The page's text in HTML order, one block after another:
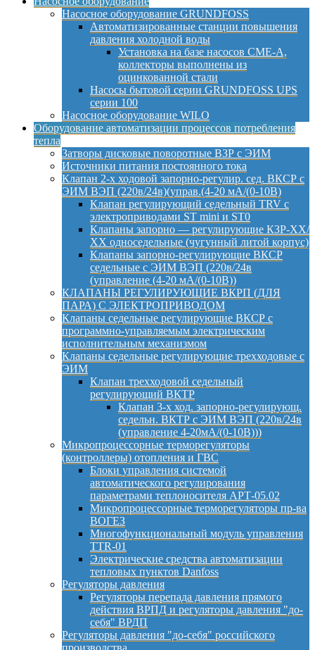
Насосное оборудование GRUNDFOSS
Автоматизированные станции повышения
давления холодной воды
Установка на базе насосов CME-A,
коллекторы выполнены из
оцинкованной стали
Насосы бытовой серии GRUNDFOSS UPS
серии 100
Насосное оборудование WILO
Оборудование автоматизации процессов потребления
тепла
Затворы дисковые поворотные ВЗР с ЭИМ
Источники питания постоянного тока
Клапан 2-х ходовой запорно-регулир. сед. ВКСР с
ЭИМ ВЭП (220в/24в)(управ.(4-20 мА/(0-10В)
Клапан регулирующий седельный TRV с
электроприводами ST mini и ST0
Клапаны запорно — регулирующие КЗР-ХХ/
ХХ односедельные (чугунный литой корпус)
Клапаны запорно-регулирующие ВКСР
седельные с ЭИМ ВЭП (220в/24в
(управление (4-20 мА/(0-10В))
КЛАПАНЫ РЕГУЛИРУЮЩИЕ ВКРП (ДЛЯ
ПАРА) С ЭЛЕКТРОПРИВОДОМ
Клапаны седельные регулирующие ВКСР с
программно-управляемым электрическим
исполнительным механизмом
Клапаны седельные регулирующие трехходовые с
ЭИМ
Клапан трехходовой седельный
регулирующий ВКТР
Клапан 3-х ход. запорно-регулирующ.
седельн. ВКТР с ЭИМ ВЭП (220в/24в
(управление 4-20мА/(0-10В)))
Микропроцессорные терморегуляторы
(контроллеры) отопления и ГВС
Блоки управления системой
автоматического регулирования
параметрами теплоносителя АРТ-05.02
Микропроцессорные терморегуляторы пр-ва
ВОГЕЗ
Многофункциональный модуль управления
TTR-01
Электрические средства автоматизации
тепловых пунктов Danfoss
Регуляторы давления
Регуляторы перепада давления прямого
действия ВРПД и регуляторы давления "до-
себя" ВРДП
Регуляторы давления "до-себя" российского
производства